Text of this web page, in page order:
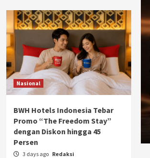
Nasional
BWH Hotels Indonesia Tebar
Promo “The Freedom Stay”
dengan Diskon hingga 45
Persen
3 days ago Redaksi
Collezione 100 Debut di
Usung 10 Desain Bersejarah
ago Redaksi
– Perayaan satu abad perjalanan
semakin istimewa dengan peluncuran
yang mengangkat kembali sejumlah
paling...